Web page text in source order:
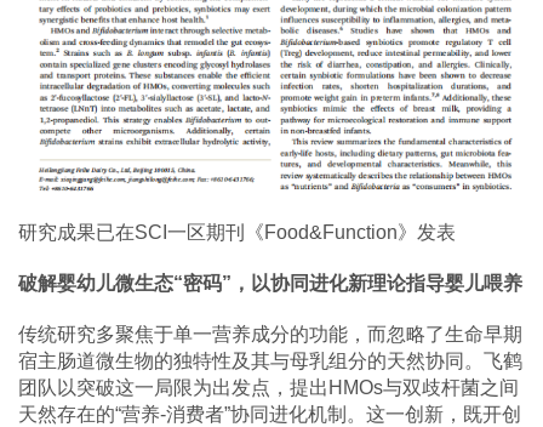
研究成果已在SCI一区期刊《Food&Function》发表
破解婴幼儿微生态“密码”，以协同进化新理论指导婴儿喂养
传统研究多聚焦于单一营养成分的功能，而忽略了生命早期
宿主肠道微生物的独特性及其与母乳组分的天然协同。飞鹤
团队以突破这一局限为出发点，提出HMOs与双歧杆菌之间
天然存在的“营养-消费者”协同进化机制。这一创新，既开创